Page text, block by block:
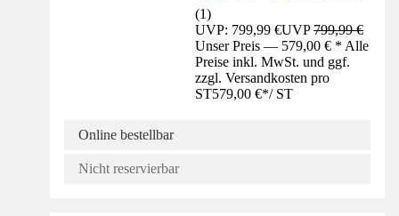
(1)
UVP: 799,99 €UVP799,99 €
Unser Preis — 579,00 € * Alle
Preise inkl. MwSt. und ggf.
zzgl. Versandkosten pro
ST579,00 €*/ ST
Online bestellbar
Nicht reservierbar